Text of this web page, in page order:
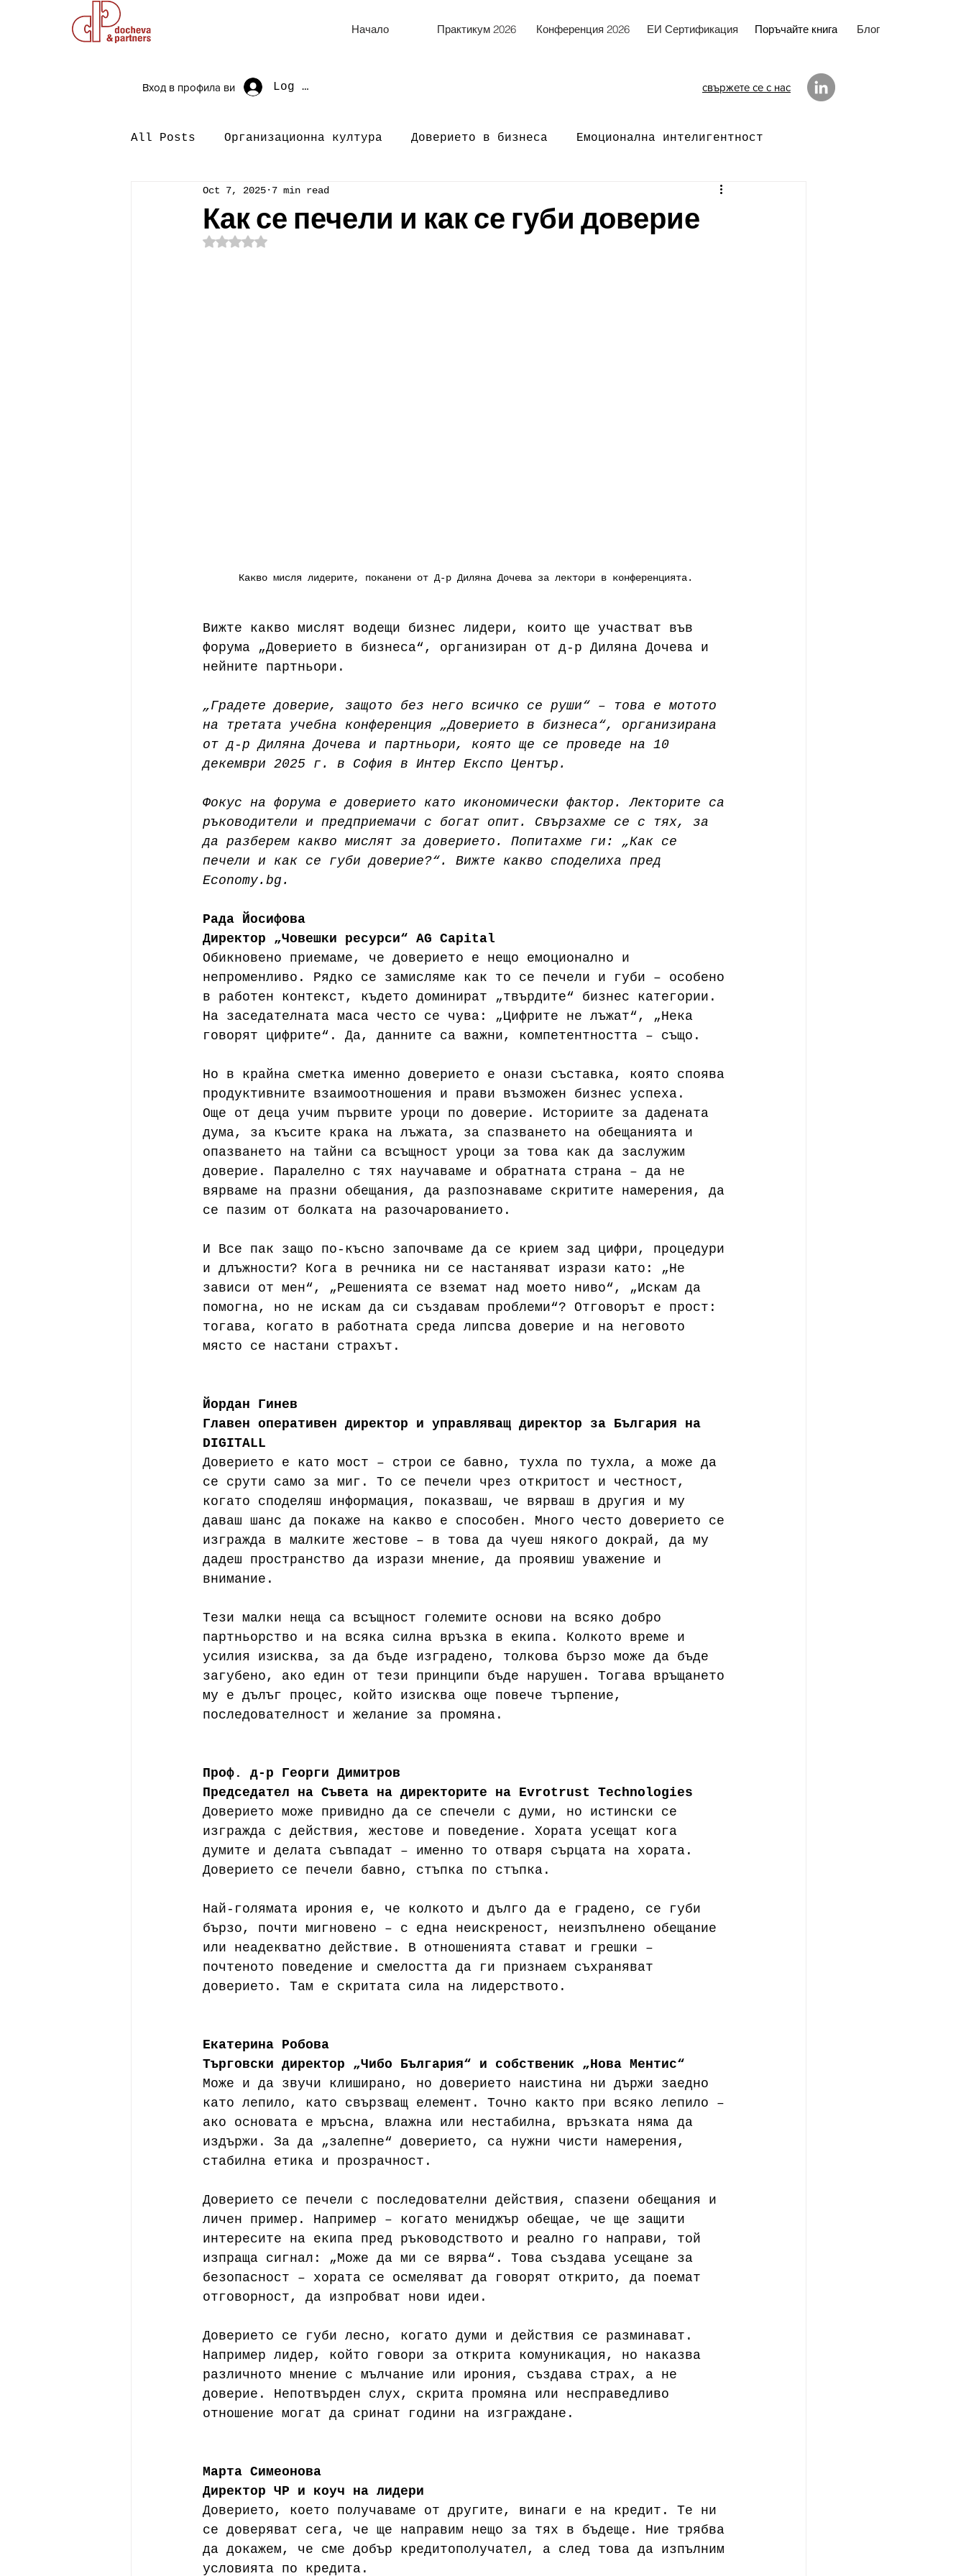
Начало Практикум 2026 Конференция 2026 ЕИ Сертификация Поръчайте книга Блог
Вход в профила ви Log In свържете се с нас
All Posts Организационна култура Доверието в бизнеса Емоционална интелигентност
Как се печели и как се губи доверие
Oct 7, 2025 7 min read
Rated NaN out of 5 stars.
Какво мисля лидерите, поканени от Д-р Диляна Дочева за лектори в конференцията.
Вижте какво мислят водещи бизнес лидери, които ще участват във
форума „Доверието в бизнеса“, организиран от д-р Диляна Дочева и
нейните партньори.
„Градете доверие, защото без него всичко се руши“ – това е мотото
на третата учебна конференция „Доверието в бизнеса“, организирана
от д-р Диляна Дочева и партньори, която ще се проведе на 10
декември 2025 г. в София в Интер Експо Център.
Фокус на форума е доверието като икономически фактор. Лекторите са
ръководители и предприемачи с богат опит. Свързахме се с тях, за
да разберем какво мислят за доверието. Попитахме ги: „Как се
печели и как се губи доверие?“. Вижте какво споделиха пред
Economy.bg .
Рада Йосифова
Директор „Човешки ресурси“ AG Capital
Обикновено приемаме, че доверието е нещо емоционално и
непроменливо. Рядко се замисляме как то се печели и губи – особено
в работен контекст, където доминират „твърдите“ бизнес категории.
На заседателната маса често се чува: „Цифрите не лъжат“, „Нека
говорят цифрите“. Да, данните са важни, компетентността – също.
Но в крайна сметка именно доверието е онази съставка, която споява
продуктивните взаимоотношения и прави възможен бизнес успеха.
Още от деца учим първите уроци по доверие. Историите за дадената
дума, за късите крака на лъжата, за спазването на обещанията и
опазването на тайни са всъщност уроци за това как да заслужим
доверие. Паралелно с тях научаваме и обратната страна – да не
вярваме на празни обещания, да разпознаваме скритите намерения, да
се пазим от болката на разочарованието.
И Все пак защо по-късно започваме да се крием зад цифри, процедури
и длъжности? Кога в речника ни се настаняват изрази като: „Не
зависи от мен“, „Решенията се вземат над моето ниво“, „Искам да
помогна, но не искам да си създавам проблеми“? Отговорът е прост:
тогава, когато в работната среда липсва доверие и на неговото
място се настани страхът.
Йордан Гинев
Главен оперативен директор и управляващ директор за България на
DIGITALL
Доверието е като мост – строи се бавно, тухла по тухла, а може да
се срути само за миг. То се печели чрез откритост и честност,
когато споделяш информация, показваш, че вярваш в другия и му
даваш шанс да покаже на какво е способен. Много често доверието се
изгражда в малките жестове – в това да чуеш някого докрай, да му
дадеш пространство да изрази мнение, да проявиш уважение и
внимание.
Тези малки неща са всъщност големите основи на всяко добро
партньорство и на всяка силна връзка в екипа. Колкото време и
усилия изисква, за да бъде изградено, толкова бързо може да бъде
загубено, ако един от тези принципи бъде нарушен. Тогава връщането
му е дълъг процес, който изисква още повече търпение,
последователност и желание за промяна.
Проф. д-р Георги Димитров
Председател на Съвета на директорите на Evrotrust Technologies
Доверието може привидно да се спечели с думи, но истински се
изгражда с действия, жестове и поведение. Хората усещат кога
думите и делата съвпадат – именно то отваря сърцата на хората.
Доверието се печели бавно, стъпка по стъпка.
Най-голямата ирония е, че колкото и дълго да е градено, се губи
бързо, почти мигновено – с една неискреност, неизпълнено обещание
или неадекватно действие. В отношенията стават и грешки –
почтеното поведение и смелостта да ги признаем съхраняват
доверието. Там е скритата сила на лидерството.
Екатерина Робова
Търговски директор „Чибо България“ и собственик „Нова Ментис“
Може и да звучи клиширано, но доверието наистина ни държи заедно
като лепило, като свързващ елемент. Точно както при всяко лепило –
ако основата е мръсна, влажна или нестабилна, връзката няма да
издържи. За да „залепне“ доверието, са нужни чисти намерения,
стабилна етика и прозрачност.
Доверието се печели с последователни действия, спазени обещания и
личен пример. Например – когато мениджър обещае, че ще защити
интересите на екипа пред ръководството и реално го направи, той
изпраща сигнал: „Може да ми се вярва“. Това създава усещане за
безопасност – хората се осмеляват да говорят открито, да поемат
отговорност, да изпробват нови идеи.
Доверието се губи лесно, когато думи и действия се разминават.
Например лидер, който говори за открита комуникация, но наказва
различното мнение с мълчание или ирония, създава страх, а не
доверие. Непотвърден слух, скрита промяна или несправедливо
отношение могат да сринат години на изграждане.
Марта Симеонова
Директор ЧР и коуч на лидери
Доверието, което получаваме от другите, винаги е на кредит. Те ни
се доверяват сега, че ще направим нещо за тях в бъдеще. Ние трябва
да докажем, че сме добър кредитополучател, а след това да изпълним
условията по кредита.